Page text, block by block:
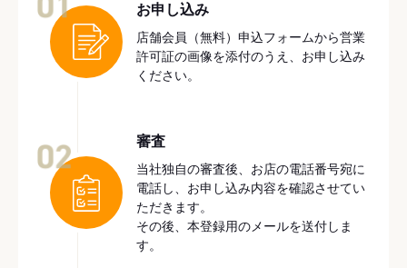
お申し込み
店舗会員（無料）申込フォームから営業
許可証の画像を添付のうえ、お申し込み
ください。
審査
当社独自の審査後、お店の電話番号宛に
電話し、お申し込み内容を確認させてい
ただきます。
その後、本登録用のメールを送付しま
す。